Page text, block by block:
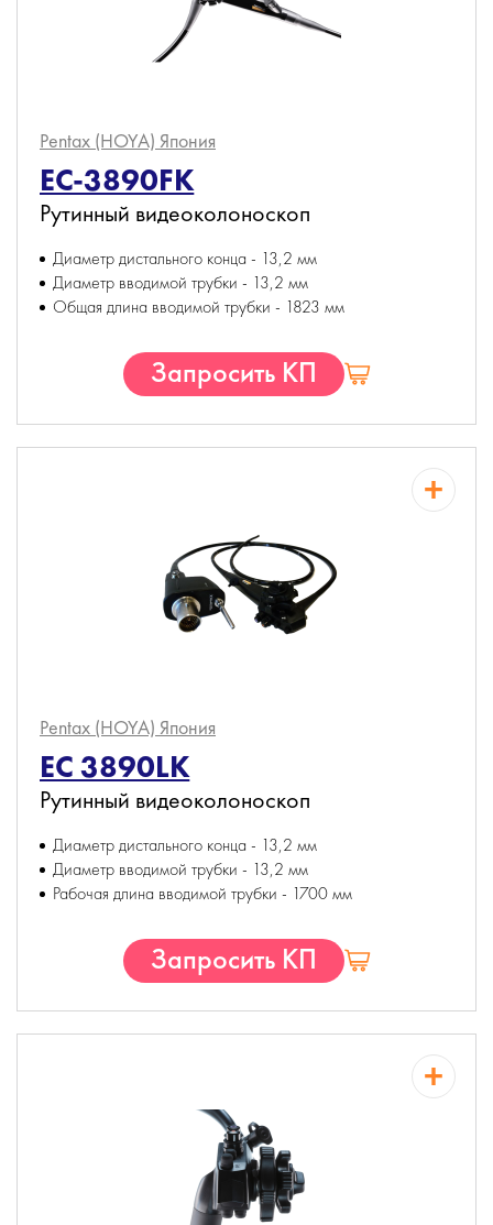
Pentax (HOYA) Япония
EC-3890FK
Рутинный видеоколоноскоп
Диаметр дистального конца - 13,2 мм
Диаметр вводимой трубки - 13,2 мм
Общая длина вводимой трубки - 1823 мм
Запросить КП
Pentax (HOYA) Япония
EC 3890LK
Рутинный видеоколоноскоп
Диаметр дистального конца - 13,2 мм
Диаметр вводимой трубки - 13,2 мм
Рабочая длина вводимой трубки - 1700 мм
Запросить КП